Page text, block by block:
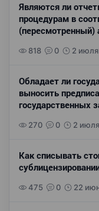
Являются ли
процедурам в
(пересмотренный)
818 0 2
Обладает ли
выносить
государственных
270 0 2
Как списывать
475 0 22